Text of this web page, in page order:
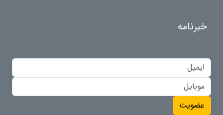
خبرنامه
عضویت